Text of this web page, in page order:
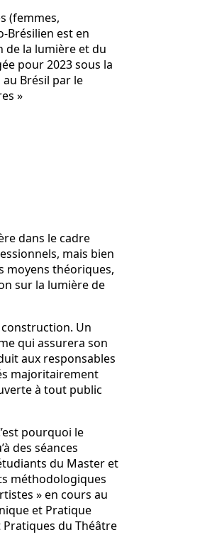
(femmes,
Brésilien est en
de la lumière et du
pour 2023 sous la
Brésil par le
»
dans le cadre
mais bien
moyens théoriques,
sur la lumière de
Un
qui assurera son
aux responsables
majoritairement
à tout public
pourquoi le
des séances
du Master et
méthodologiques
» en cours au
et Pratique
du Théâtre